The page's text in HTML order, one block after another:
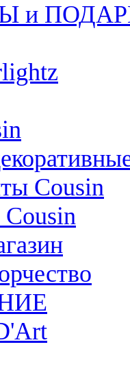
и
Cousin